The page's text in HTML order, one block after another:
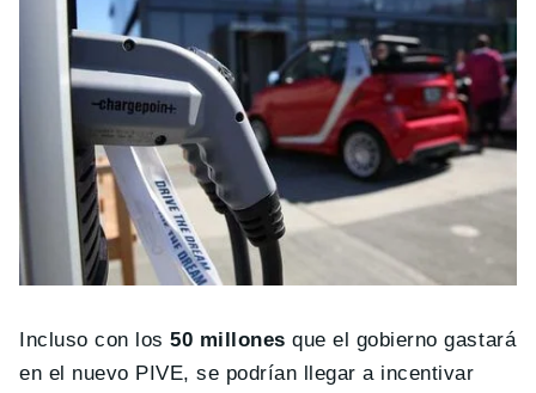
Incluso con los50 millones que el gobierno gastará
en el nuevo PIVE, se podrían llegar a incentivar